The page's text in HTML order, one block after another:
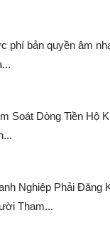
phí bản quyền âm
Soát Dòng Tiền Hộ
Nghiệp Phải Đăng
Tham...